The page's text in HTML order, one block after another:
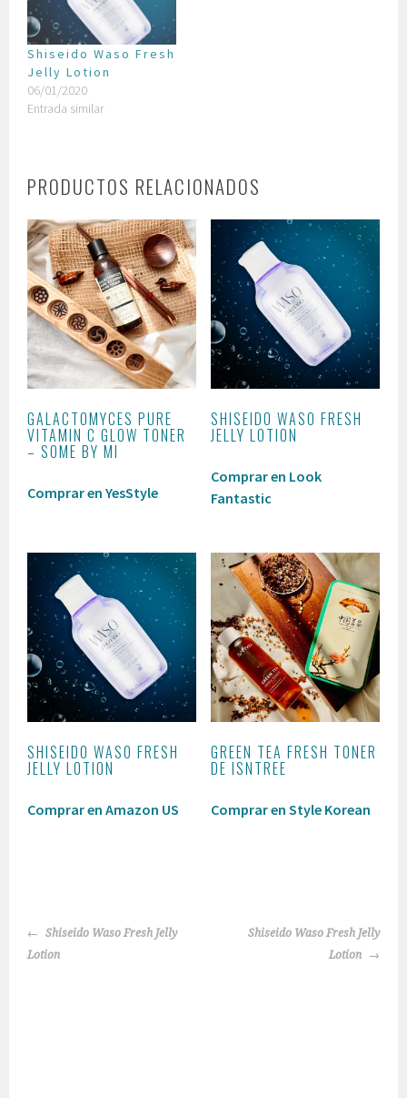
Shiseido Waso Fresh
Jelly Lotion
06/01/2020
Entrada similar
PRODUCTOS RELACIONADOS
GALACTOMYCES PURE
VITAMIN C GLOW TONER
– SOME BY MI
Comprar en YesStyle
SHISEIDO WASO FRESH
JELLY LOTION
Comprar en Look
Fantastic
SHISEIDO WASO FRESH
JELLY LOTION
Comprar en Amazon US
GREEN TEA FRESH TONER
DE ISNTREE
Comprar en Style Korean
NAVEGACIÓN
DE
Shiseido Waso Fresh Jelly
Lotion
Shiseido Waso Fresh Jelly
Lotion